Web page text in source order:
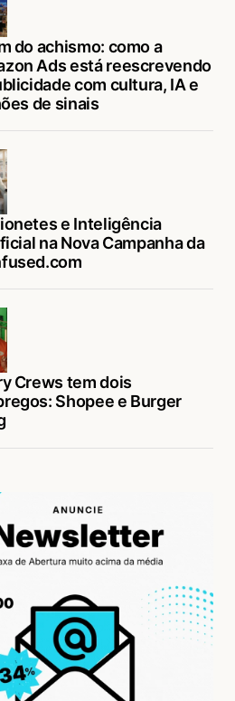
do achismo: como a
Ads está reescrevendo
com cultura, IA e
de sinais
e Inteligência
na Nova Campanha da
Crews tem dois
Shopee e Burger